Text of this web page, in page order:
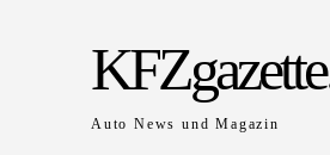
Auto News und Magazin